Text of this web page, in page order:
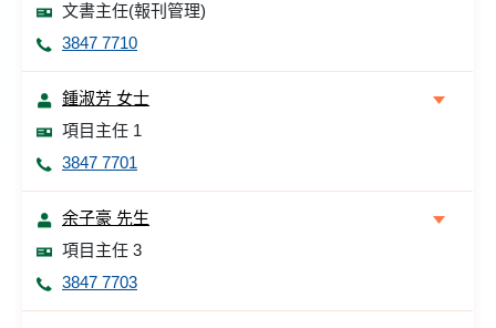
文書主任(報刊管理)
3847 7710
鍾淑芳 女士
項目主任 1
3847 7701
余子豪 先生
項目主任 3
3847 7703